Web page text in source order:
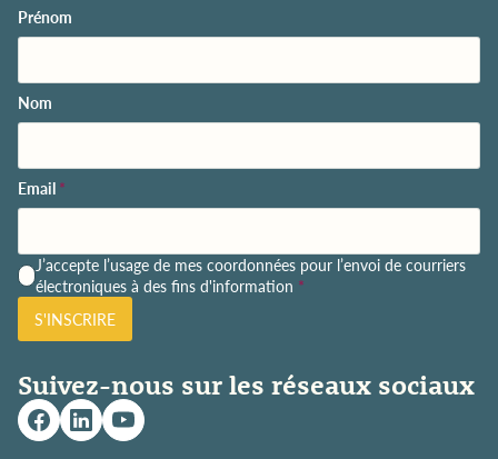
Prénom
Nom
Email *
P
o
l
t
q
u
e
J’accepte l’usage de mes coordonnées pour l’envoi de courriers
électroniques à des fins d'information *
S'INSCRIRE
Suivez-nous sur les réseaux sociaux